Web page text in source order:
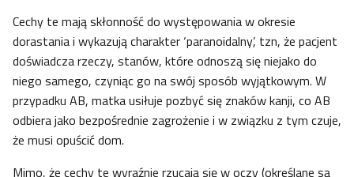
Cechy te mają skłonność do występowania w okresie
dorastania i wykazują charakter ‘paranoidalny’, tzn, że pacjent
doświadcza rzeczy, stanów, które odnoszą się niejako do
niego samego, czyniąc go na swój sposób wyjątkowym. W
przypadku AB, matka usiłuje pozbyć się znaków kanji, co AB
odbiera jako bezpośrednie zagrożenie i w związku z tym czuje,
że musi opuścić dom.
Mimo, że cechy te wyraźnie rzucają się w oczy (określane są